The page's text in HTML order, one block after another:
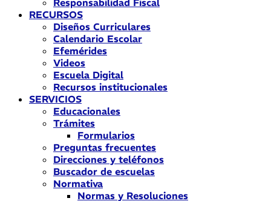
Responsabilidad Fiscal
RECURSOS
Diseños Curriculares
Calendario Escolar
Efemérides
Videos
Escuela Digital
Recursos institucionales
SERVICIOS
Educacionales
Trámites
Formularios
Preguntas frecuentes
Direcciones y teléfonos
Buscador de escuelas
Normativa
Normas y Resoluciones